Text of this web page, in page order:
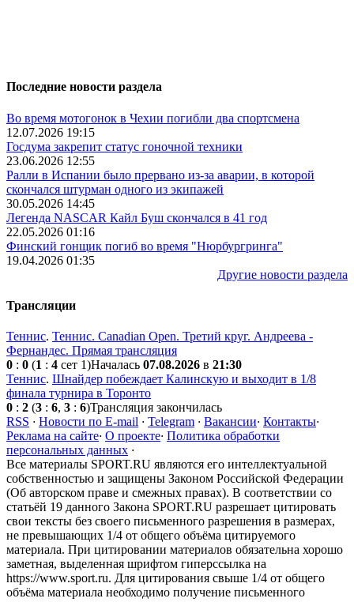
Последние новости раздела
Во время мотогонок в Чехии погибли два спортсмена
12.07.2026 19:15
Госдума закрепит статус гоночной техники
23.06.2026 12:55
Ралли в Испании было прервано из-за аварии, в которой
скончался штурман одного из экипажей
30.05.2026 14:45
Легенда NASCAR Кайл Буш скончался в 41 год
22.05.2026 01:16
Финский гонщик погиб во время "Нюрбургринга"
19.04.2026 01:35
Другие новости раздела
Трансляции
Теннис. Теннис. Canadian Open. Третий круг. Андреева -
Фернандес. Прямая трансляция
0 : 0 (1 : 4 сет 1)Началась 07.08.2026 в 21:30
Теннис. Шнайдер побеждает Калинскую и выходит в 1/8
финала турнира в Торонто
0 : 2 (3 : 6, 3 : 6)Трансляция закончилась
RSS · Новости по E-mail · Telegram · Вакансии· Контакты·
Реклама на сайте· О проекте· Политика обработки
персональных данных ·
Все материалы SPORT.RU являются его интеллектуальной
собственностью и защищены Законом Российской Федерации
(Об авторском праве и смежных правах). В соответствии со
статьёй 19 данного Закона SPORT.RU разрешает цитировать
свои тексты без своего письменного разрешения в размерах,
не превышающих 1/4 от общего объёма цитируемого
материала. При цитировании материалов обязательна хорошо
заметная, выделенная шрифтом гиперссылка на
https://www.sport.ru. Для цитирования свыше 1/4 от общего
объёма материала необходимо получение письменного